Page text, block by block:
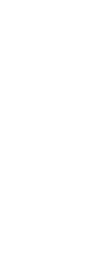
Álvaro
con Pau
ganar, da